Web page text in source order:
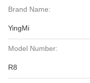
Brand Name:
YingMi
Model Number:
R8